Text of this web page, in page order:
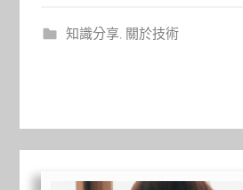
知識分享, 關於技術